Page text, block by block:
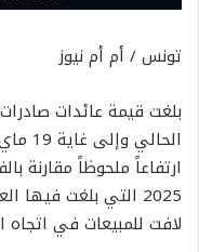
تونس / أم أم نيوز
بلغت قيمة عائدات
ارتفاعاً ملحوظاً مقارنة
لافت للمبيعات في اتجاه